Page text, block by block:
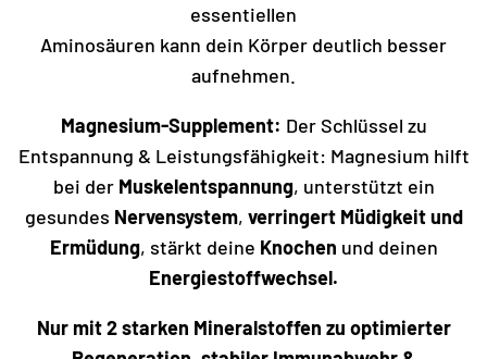
essentiellen
Aminosäuren kann dein Körper deutlich besser
aufnehmen.
Magnesium-Supplement: Der Schlüssel zu
Entspannung & Leistungsfähigkeit: Magnesium hilft
bei der Muskelentspannung, unterstützt ein
gesundes Nervensystem, verringert Müdigkeit und
Ermüdung, stärkt deine Knochen und deinen
Energiestoffwechsel.
Nur mit 2 starken Mineralstoffen zu optimierter